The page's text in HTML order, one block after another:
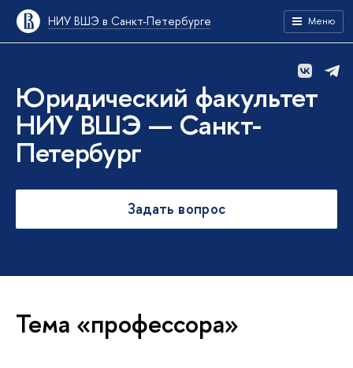
НИУ ВШЭ в Санкт-Петербурге Меню
Юридический факультет
НИУ ВШЭ — Санкт-
Петербург
Задать вопрос
Тема «профессора»